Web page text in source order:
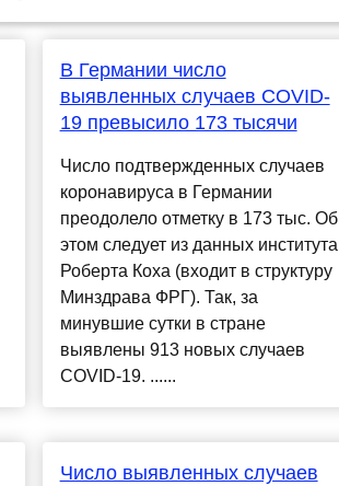
В Германии число
выявленных случаев COVID-
19 превысило 173 тысячи
Число подтвержденных случаев
коронавируса в Германии
преодолело отметку в 173 тыс. Об
этом следует из данных института
Роберта Коха (входит в структуру
Минздрава ФРГ). Так, за
минувшие сутки в стране
выявлены 913 новых случаев
COVID-19. ......
Число выявленных случаев